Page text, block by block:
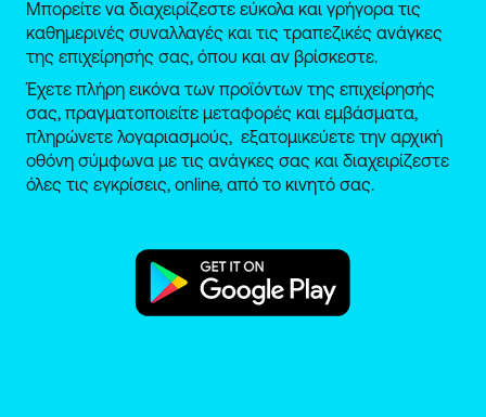
ίδιας Πρόσκλησης.
Διασφαλίζεται ο σεβασμός των Θεμελιωδών
Δικαιωμάτων και η συμμόρφωση με τον Χάρτη
των Θεμελιωδών Δικαιωμάτων της Ευρωπαϊκής
Ένωσης.
Οι όροι και οι συνολικές προϋποθέσεις συμμετοχής
των δικαιούχων παρουσιάζονται αναλυτικά στον
οδηγό του Προγράμματος.
Μπορείτε να διαχειρίζεστε εύκολα και γρήγορα τις
καθημερινές συναλλαγές και τις τραπεζικές ανάγκες
της επιχείρησής σας, όπου και αν βρίσκεστε.
Έχετε πλήρη εικόνα των προϊόντων της επιχείρησής
σας, πραγματοποιείτε μεταφορές και εμβάσματα,
πληρώνετε λογαριασμούς, εξατομικεύετε την αρχική
οθόνη σύμφωνα με τις ανάγκες σας και διαχειρίζεστε
όλες τις εγκρίσεις, online, από το κινητό σας.